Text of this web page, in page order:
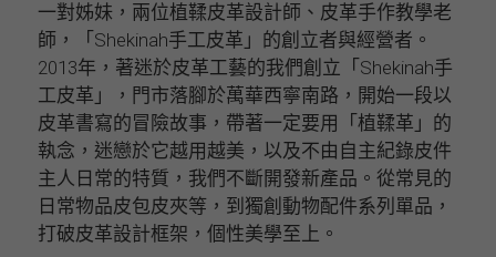
一對姊妹，兩位植鞣皮革設計師、皮革手作教學老
師，「Shekinah手工皮革」的創立者與經營者。
2013年，著迷於皮革工藝的我們創立「Shekinah手
工皮革」，門市落腳於萬華西寧南路，開始一段以
皮革書寫的冒險故事，帶著一定要用「植鞣革」的
執念，迷戀於它越用越美，以及不由自主紀錄皮件
主人日常的特質，我們不斷開發新產品。從常見的
日常物品皮包皮夾等，到獨創動物配件系列單品，
打破皮革設計框架，個性美學至上。